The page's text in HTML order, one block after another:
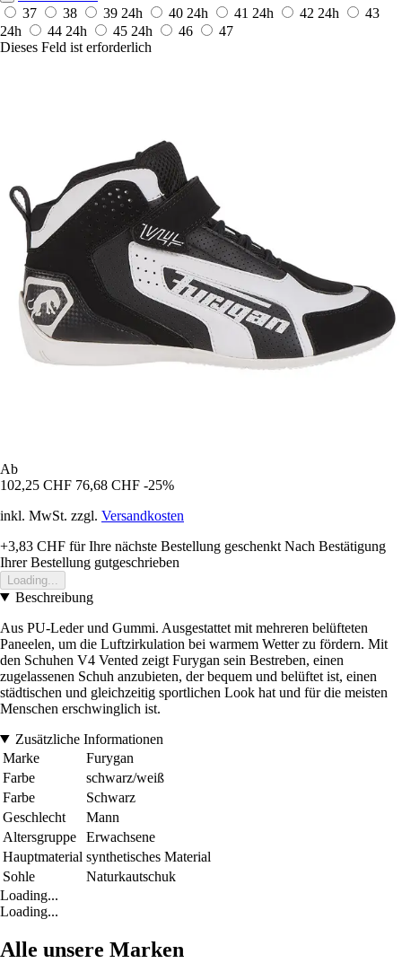
37
38 39 24h 40 24h 41 24h 42 24h
43
24h
44 24h 45 24h 46
47
Dieses Feld ist erforderlich
Ab
102,25 CHF 76,68 CHF -25%
inkl. MwSt. zzgl. Versandkosten
+3,83 CHF für Ihre nächste Bestellung geschenkt Nach Bestätigung
Ihrer Bestellung gutgeschrieben
Loading...
Beschreibung
Aus PU-Leder und Gummi. Ausgestattet mit mehreren belüfteten
Paneelen, um die Luftzirkulation bei warmem Wetter zu fördern. Mit
den Schuhen V4 Vented zeigt Furygan sein Bestreben, einen
zugelassenen Schuh anzubieten, der bequem und belüftet ist, einen
städtischen und gleichzeitig sportlichen Look hat und für die meisten
Menschen erschwinglich ist.
Zusätzliche Informationen
Marke
Furygan
Farbe
schwarz/weiß
Farbe
Schwarz
Geschlecht
Mann
Altersgruppe
Erwachsene
Hauptmaterial synthetisches Material
Sohle
Naturkautschuk
Loading...
Loading...
Alle unsere Marken